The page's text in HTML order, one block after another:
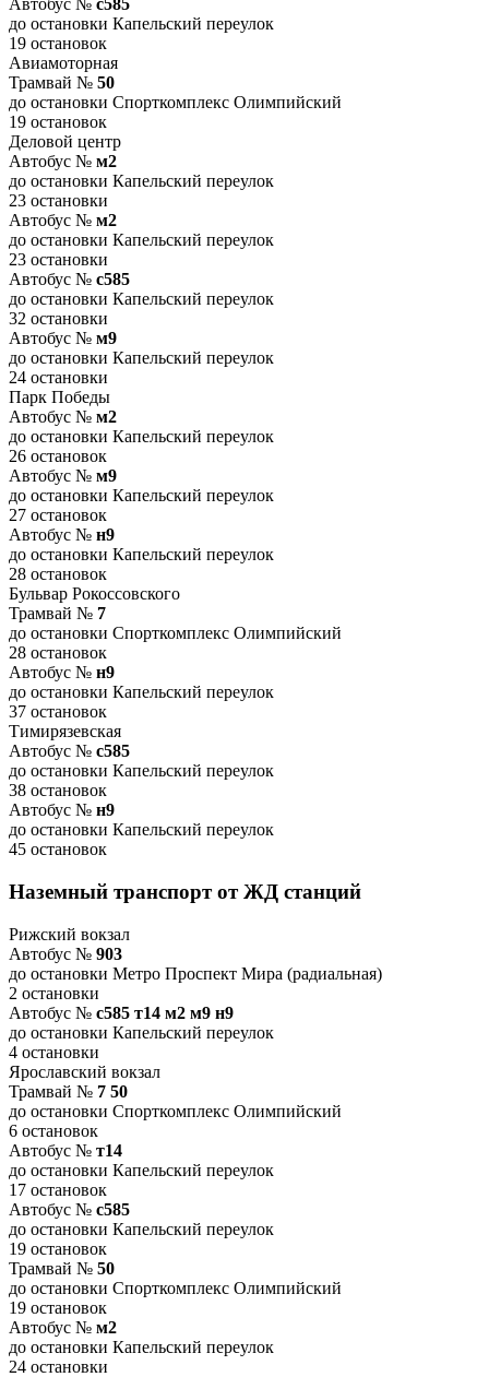
Автобус № с585
до остановки Капельский переулок
19 остановок
Авиамоторная
Трамвай № 50
до остановки Спорткомплекс Олимпийский
19 остановок
Деловой центр
Автобус № м2
до остановки Капельский переулок
23 остановки
Автобус № м2
до остановки Капельский переулок
23 остановки
Автобус № с585
до остановки Капельский переулок
32 остановки
Автобус № м9
до остановки Капельский переулок
24 остановки
Парк Победы
Автобус № м2
до остановки Капельский переулок
26 остановок
Автобус № м9
до остановки Капельский переулок
27 остановок
Автобус № н9
до остановки Капельский переулок
28 остановок
Бульвар Рокоссовского
Трамвай № 7
до остановки Спорткомплекс Олимпийский
28 остановок
Автобус № н9
до остановки Капельский переулок
37 остановок
Тимирязевская
Автобус № с585
до остановки Капельский переулок
38 остановок
Автобус № н9
до остановки Капельский переулок
45 остановок
Наземный транспорт от ЖД станций
Рижский вокзал
Автобус № 903
до остановки Метро Проспект Мира (радиальная)
2 остановки
Автобус № с585 т14 м2 м9 н9
до остановки Капельский переулок
4 остановки
Ярославский вокзал
Трамвай № 7 50
до остановки Спорткомплекс Олимпийский
6 остановок
Автобус № т14
до остановки Капельский переулок
17 остановок
Автобус № с585
до остановки Капельский переулок
19 остановок
Трамвай № 50
до остановки Спорткомплекс Олимпийский
19 остановок
Автобус № м2
до остановки Капельский переулок
24 остановки